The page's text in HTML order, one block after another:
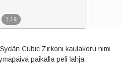
1 / 9
Cubic Zirkoni kaulakoru nimi
paikalla peli lahja